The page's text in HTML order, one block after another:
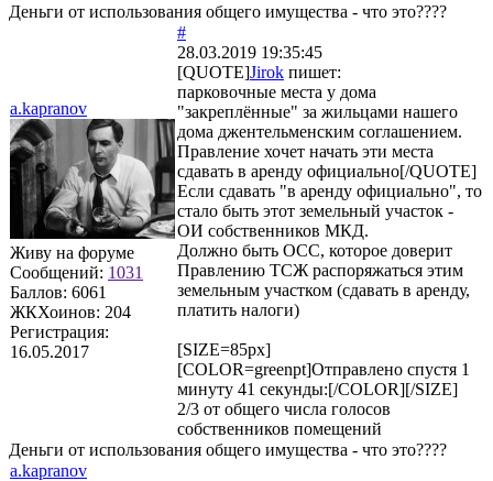
Деньги от использования общего имущества - что это????
a.kapranov
Живу на форуме
Сообщений: 1031
Баллов: 6061
ЖКХоинов: 204
Регистрация:
16.05.2017
#
28.03.2019 19:35:45
[QUOTE]Jirok пишет:
парковочные места у дома
"закреплённые" за жильцами нашего
дома джентельменским соглашением.
Правление хочет начать эти места
сдавать в аренду официально[/QUOTE]
Если сдавать "в аренду официально", то
стало быть этот земельный участок -
ОИ собственников МКД.
Должно быть ОСС, которое доверит
Правлению ТСЖ распоряжаться этим
земельным участком (сдавать в аренду,
платить налоги)
[SIZE=85px]
[COLOR=greenpt]Отправлено спустя 1
минуту 41 секунды:[/COLOR][/SIZE]
2/3 от общего числа голосов
собственников помещений
Деньги от использования общего имущества - что это????
a.kapranov